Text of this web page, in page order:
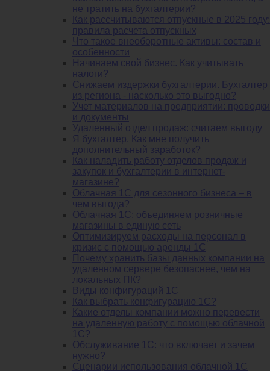
не тратить на бухгалтерии?
Как рассчитываются отпускные в 2025 году:
правила расчета отпускных
Что такое внеоборотные активы: состав и
особенности
Начинаем свой бизнес. Как учитывать
налоги?
Снижаем издержки бухгалтерии. Бухгалтер
из региона - насколько это выгодно?
Учет материалов на предприятии: проводки
и документы
Удаленный отдел продаж: считаем выгоду
Я бухгалтер. Как мне получить
дополнительный заработок?
Как наладить работу отделов продаж и
закупок и бухгалтерии в интернет-
магазине?
Облачная 1С для сезонного бизнеса – в
чем выгода?
Облачная 1С: объединяем розничные
магазины в единую сеть
Оптимизируем расходы на персонал в
кризис с помощью аренды 1С
Почему хранить базы данных компании на
удаленном сервере безопаснее, чем на
локальных ПК?
Виды конфигураций 1С
Как выбрать конфигурацию 1С?
Какие отделы компании можно перевести
на удаленную работу с помощью облачной
1С?
Обслуживание 1С: что включает и зачем
нужно?
Сценарии использования облачной 1С